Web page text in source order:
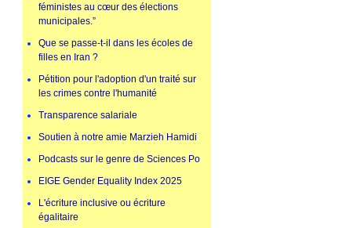
féministes au cœur des élections
municipales.”
Que se passe-t-il dans les écoles de
filles en Iran ?
Pétition pour l'adoption d'un traité sur
les crimes contre l'humanité
Transparence salariale
Soutien à notre amie Marzieh Hamidi
Podcasts sur le genre de Sciences Po
EIGE Gender Equality Index 2025
L'écriture inclusive ou écriture
égalitaire